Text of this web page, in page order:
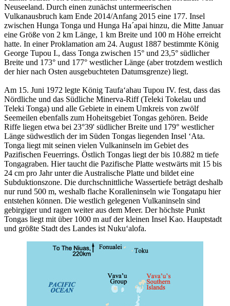
Neuseeland. Durch einen zunächst untermeerischen
Vulkanausbruch kam Ende 2014/Anfang 2015 eine 177. Insel
zwischen Hunga Tonga und Hunga Ha´apai hinzu, die Mitte Januar
eine Größe von 2 km Länge, 1 km Breite und 100 m Höhe erreicht
hatte. In einer Proklamation am 24. August 1887 bestimmte König
George Tupou I., dass Tonga zwischen 15° und 23,5° südlicher
Breite und 173° und 177° westlicher Länge (aber trotzdem westlich
der hier nach Osten ausgebuchteten Datumsgrenze) liegt.
Am 15. Juni 1972 legte König Taufaʻahau Tupou IV. fest, dass das
Nördliche und das Südliche Minerva-Riff (Teleki Tokelau und
Teleki Tonga) und alle Gebiete in einem Umkreis von zwölf
Seemeilen ebenfalls zum Hoheitsgebiet Tongas gehören. Beide
Riffe liegen etwa bei 23°39' südlicher Breite und 179° westlicher
Länge südwestlich der im Süden Tongas liegenden Insel ʻAta.
Tonga liegt mit seinen vielen Vulkaninseln im Gebiet des
Pazifischen Feuerrings. Östlich Tongas liegt der bis 10.882 m tiefe
Tongagraben. Hier taucht die Pazifische Platte westwärts mit 15 bis
24 cm pro Jahr unter die Australische Platte und bildet eine
Subduktionszone. Die durchschnittliche Wassertiefe beträgt deshalb
nur rund 500 m, weshalb flache Koralleninseln wie Tongatapu hier
entstehen können. Die westlich gelegenen Vulkaninseln sind
gebirgiger und ragen weiter aus dem Meer. Der höchste Punkt
Tongas liegt mit über 1000 m auf der kleinen Insel Kao. Hauptstadt
und größte Stadt des Landes ist Nukuʻalofa.